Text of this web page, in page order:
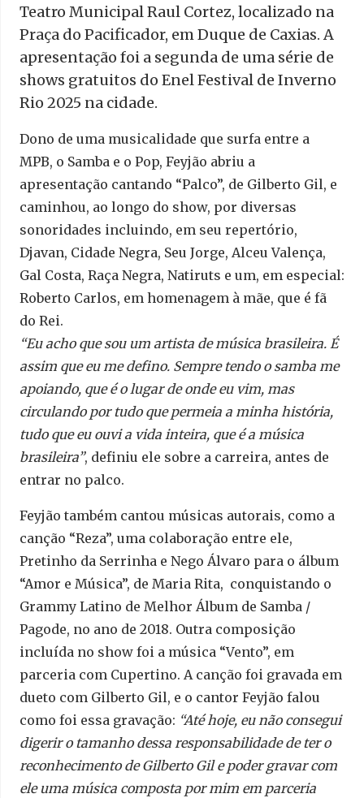
Teatro Municipal Raul Cortez, localizado na
Praça do Pacificador, em Duque de Caxias. A
apresentação foi a segunda de uma série de
shows gratuitos do Enel Festival de Inverno
Rio 2025 na cidade.
Dono de uma musicalidade que surfa entre a
MPB, o Samba e o Pop, Feyjão abriu a
apresentação cantando “Palco”, de Gilberto Gil, e
caminhou, ao longo do show, por diversas
sonoridades incluindo, em seu repertório,
Djavan, Cidade Negra, Seu Jorge, Alceu Valença,
Gal Costa, Raça Negra, Natiruts e um, em especial:
Roberto Carlos, em homenagem à mãe, que é fã
do Rei.
“Eu acho que sou um artista de música brasileira. É
assim que eu me defino. Sempre tendo o samba me
apoiando, que é o lugar de onde eu vim, mas
circulando por tudo que permeia a minha história,
tudo que eu ouvi a vida inteira, que é a música
brasileira”, definiu ele sobre a carreira, antes de
entrar no palco.
Feyjão também cantou músicas autorais, como a
canção “Reza”, uma colaboração entre ele,
Pretinho da Serrinha e Nego Álvaro para o álbum
“Amor e Música”, de Maria Rita, conquistando o
Grammy Latino de Melhor Álbum de Samba /
Pagode, no ano de 2018. Outra composição
incluída no show foi a música “Vento”, em
parceria com Cupertino. A canção foi gravada em
dueto com Gilberto Gil, e o cantor Feyjão falou
como foi essa gravação: “Até hoje, eu não consegui
digerir o tamanho dessa responsabilidade de ter o
reconhecimento de Gilberto Gil e poder gravar com
ele uma música composta por mim em parceria